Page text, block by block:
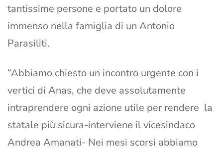
tantissime persone e portato un dolore
immenso nella famiglia di un Antonio
Parasiliti.
“Abbiamo chiesto un incontro urgente con i
vertici di Anas, che deve assolutamente
intraprendere ogni azione utile per rendere la
statale più sicura-interviene il vicesindaco
Andrea Amanati- Nei mesi scorsi abbiamo